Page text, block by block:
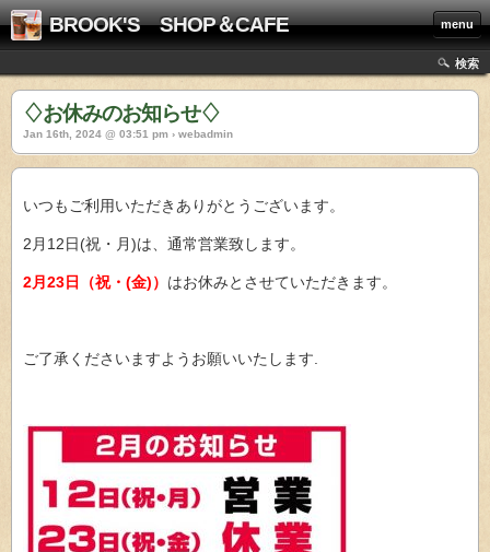
BROOK'S SHOP＆CAFE menu
検索
♢お休みのお知らせ♢
Jan 16th, 2024 @ 03:51 pm › webadmin
いつもご利用いただきありがとうございます。
2月12日(祝・月)は、通常営業致します。
2月23日（祝・(金)） はお休みとさせていただきます。
ご了承くださいますようお願いいたします.